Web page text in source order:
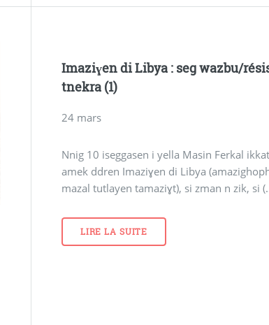
Imaziɣen di Libya : seg wazbu/
tnekra (1)
24 mars
Nnig 10 iseggasen i yella Masin Ferkal
amek ddren Imaziɣen di Libya
mazal tutlayen tamaziɣt), si zman n zik, si
LIRE LA SUITE